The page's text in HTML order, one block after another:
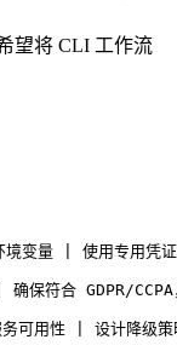
望将 CLI 工作流
变量 | 使用专用凭
合 GDPR/CCPA
用性 | 设计降级策